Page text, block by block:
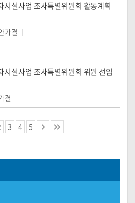
시설사업 조사특별위원회 활동계획
가결
시설사업 조사특별위원회 위원 선임
결
3 4 5